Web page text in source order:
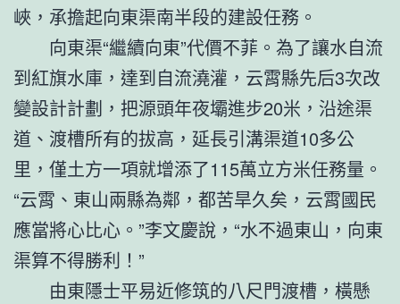
峽，承擔起向東渠南半段的建設任務。
向東渠“繼續向東”代價不菲。為了讓水自流
到紅旗水庫，達到自流澆灌，云霄縣先后3次改
變設計計劃，把源頭年夜壩進步20米，沿途渠
道、渡槽所有的拔高，延長引溝渠道10多公
里，僅土方一項就增添了115萬立方米任務量。
“云霄、東山兩縣為鄰，都苦旱久矣，云霄國民
應當將心比心。”李文慶說，“水不過東山，向東
渠算不得勝利！”
由東隱士平易近修筑的八尺門渡槽，橫懸